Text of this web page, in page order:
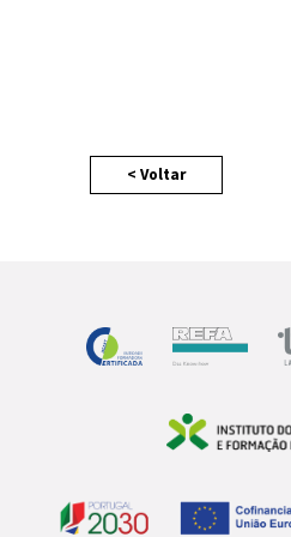
< Voltar